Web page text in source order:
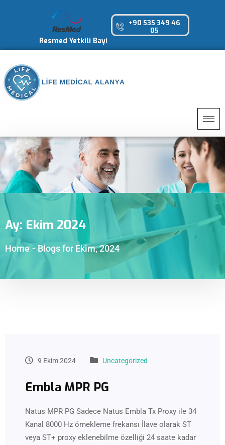
Resmed Yetkili Bayi
+90 535 349 46
05
Ay: Ekim 2024
Home - Blogs for Ekim, 2024
9 Ekim 2024 Uncategorized
Embla MPR PG
Natus MPR PG Sadece Natus Embla Tx Proxy ile 34
Kanal 8000 Hz örnekleme frekansı İlave olarak ST
veya ST+ proxy eklenebilme özelliği 24 saate kadar